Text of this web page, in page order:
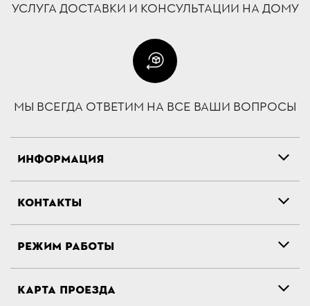
УСЛУГА ДОСТАВКИ И КОНСУЛЬТАЦИИ НА ДОМУ
МЫ ВСЕГДА ОТВЕТИМ НА ВСЕ ВАШИ ВОПРОСЫ
ИНФОРМАЦИЯ
КОНТАКТЫ
РЕЖИМ РАБОТЫ
КАРТА ПРОЕЗДА